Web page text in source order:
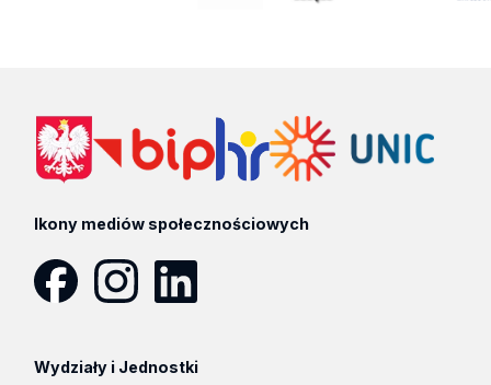
Ikony mediów społecznościowych
Wydziały i Jednostki